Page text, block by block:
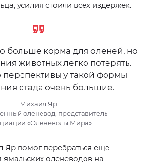
усилия стоили всех издержек.
больше корма для оленей, но
животных легко потерять.
перспективы у такой формы
стада очень большие.
Михаил Яр
оленевод, представитель
«Оленеводы Мира»
Яр помог перебраться еще
оленеводов на